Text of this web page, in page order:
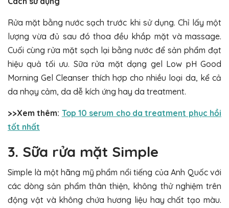
Rửa mặt bằng nước sạch trước khi sử dụng. Chỉ lấy một
lượng vừa đủ sau đó thoa đều khắp mặt và massage.
Cuối cùng rửa mặt sạch lại bằng nước để sản phẩm đạt
hiệu quả tối ưu. Sữa rửa mặt dạng gel Low pH Good
Morning Gel Cleanser thích hợp cho nhiều loại da, kể cả
da nhạy cảm, da dễ kích ứng hay da treatment.
>>Xem thêm: Top 10 serum cho da treatment phục hồi
tốt nhất
3. Sữa rửa mặt Simple
Simple là một hãng mỹ phẩm nổi tiếng của Anh Quốc với
các dòng sản phẩm thân thiện, không thử nghiệm trên
động vật và không chứa hương liệu hay chất tạo màu.